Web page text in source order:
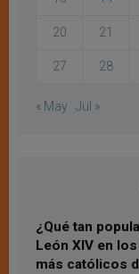
20 21
27 28
« May Jul »
¿Qué tan
León XIV en
más católicos